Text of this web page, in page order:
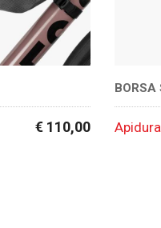
€ 110,00 Apidura